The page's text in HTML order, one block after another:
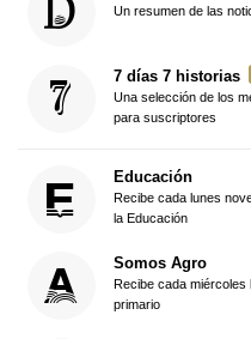
Un resumen de las
7 días 7 historias
Una selección de los
para suscriptores
Educación
Recibe cada lunes
la Educación
Somos Agro
Recibe cada
primario